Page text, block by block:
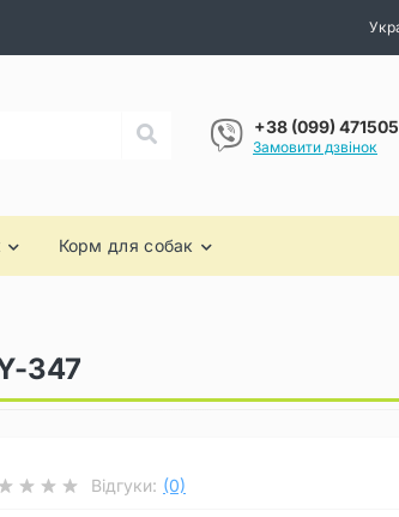
+38 (099)
Замовити дзвінок
Корм для собак
347
Відгуки: (0)